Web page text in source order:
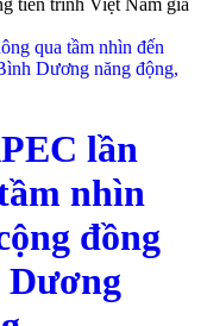
tiến trình Việt Nam gia
lần
nhìn
đồng
Dương